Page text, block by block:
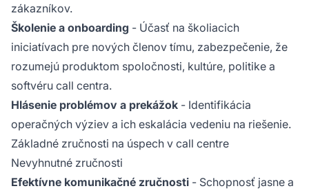
zákazníkov.
Školenie a onboarding - Účasť na školiacich
iniciatívach pre nových členov tímu, zabezpečenie, že
rozumejú produktom spoločnosti, kultúre, politike a
softvéru call centra.
Hlásenie problémov a prekážok - Identifikácia
operačných výziev a ich eskalácia vedeniu na riešenie.
Základné zručnosti na úspech v call centre
Nevyhnutné zručnosti
Efektívne komunikačné zručnosti - Schopnosť jasne a